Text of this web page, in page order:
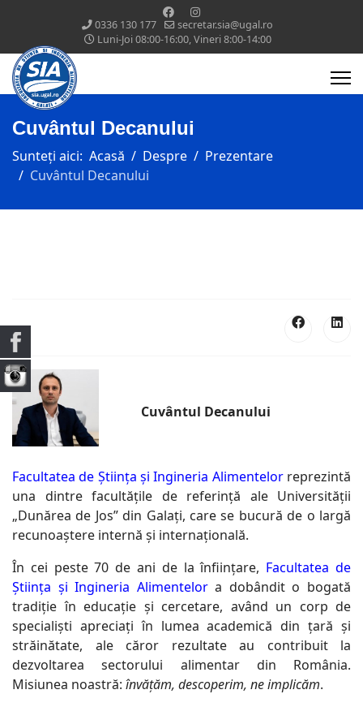
0336 130 177
secretar.sia@ugal.ro
Luni-Joi 08:00-16:00, Vineri 8:00-14:00
Cuvântul Decanului
Sunteți aici: Acasă Despre
Prezentare
Cuvântul Decanului
Cuvântul Decanului
Facultatea de Știința și Ingineria Alimentelorreprezintă
una dintre facultățile de referință ale Universității
„Dunărea de Jos” din Galați, care se bucură de o largă
recunoaștere internă și internațională.
În cei peste 70 de ani de la înființare, Facultatea de
Știința și Ingineria Alimentelora dobândit o bogată
tradiție în educație și cercetare, având un corp de
specialiști apreciați în lumea academică din țară și
străinătate, ale căror rezultate au contribuit la
dezvoltarea sectorului alimentar din România.
Misiunea noastră: învățăm, descoperim, ne implicăm.